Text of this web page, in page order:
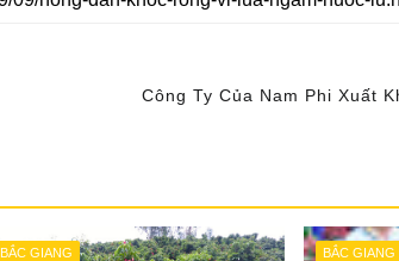
Công Ty Của Nam Phi Xuất
BẮC GIANG BẮC GIANG